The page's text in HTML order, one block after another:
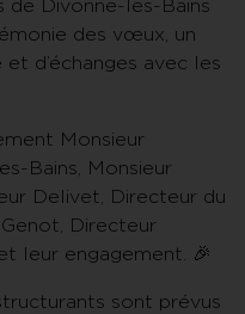
de Divonne-les-Bains
des vœux, un
d’échanges avec les
Monsieur
Bains, Monsieur
Delivet, Directeur du
Directeur
leur engagement. 🎉
sont prévus